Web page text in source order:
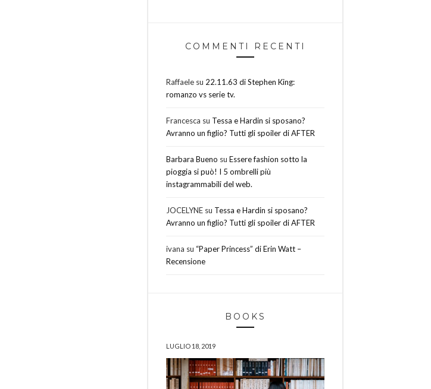
COMMENTI RECENTI
Raffaele su 22.11.63 di Stephen King:
romanzo vs serie tv.
Francesca su Tessa e Hardin si sposano?
Avranno un figlio? Tutti gli spoiler di AFTER
Barbara Bueno su Essere fashion sotto la
pioggia si può! I 5 ombrelli più
instagrammabili del web.
JOCELYNE su Tessa e Hardin si sposano?
Avranno un figlio? Tutti gli spoiler di AFTER
ivana su “Paper Princess” di Erin Watt –
Recensione
BOOKS
LUGLIO 18, 2019